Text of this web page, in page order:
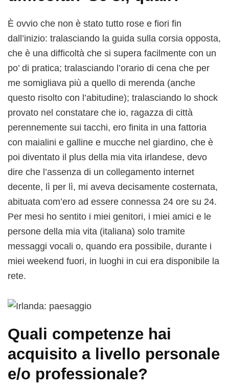
È ovvio che non è stato tutto rose e fiori fin
dall’inizio: tralasciando la guida sulla corsia opposta,
che è una difficoltà che si supera facilmente con un
po’ di pratica; tralasciando l’orario di cena che per
me somigliava più a quello di merenda (anche
questo risolto con l’abitudine); tralasciando lo shock
provato nel constatare che io, ragazza di città
perennemente sui tacchi, ero finita in una fattoria
con maialini e galline e mucche nel giardino, che è
poi diventato il plus della mia vita irlandese, devo
dire che l’assenza di un collegamento internet
decente, lì per lì, mi aveva decisamente costernata,
abituata com’ero ad essere connessa 24 ore su 24.
Per mesi ho sentito i miei genitori, i miei amici e le
persone della mia vita (italiana) solo tramite
messaggi vocali o, quando era possibile, durante i
miei weekend fuori, in luoghi in cui era disponibile la
rete.
Quali competenze hai
acquisito a livello personale
e/o professionale?